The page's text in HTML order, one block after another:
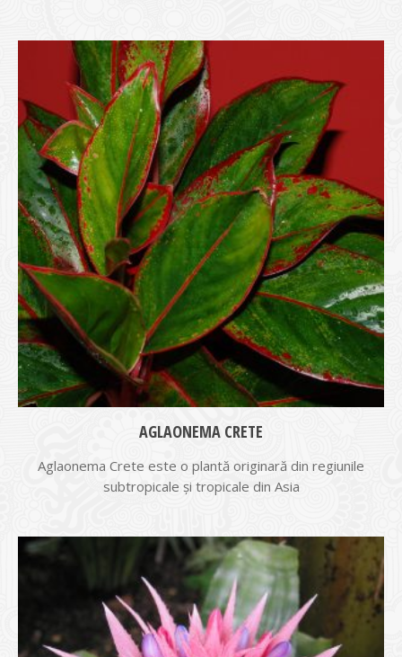
AGLAONEMA CRETE
Aglaonema Crete este o plantă originară din regiunile
subtropicale şi tropicale din Asia